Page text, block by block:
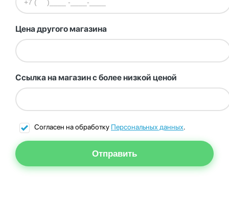
Цена другого магазина
Ссылка на магазин с более низкой ценой
Согласен на обработку Персональных данных.
Отправить